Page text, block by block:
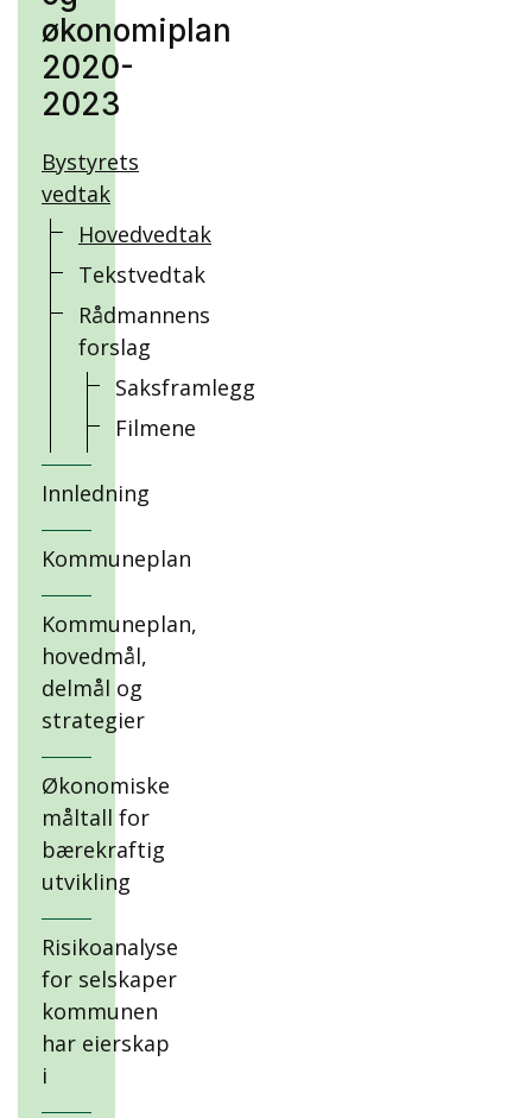
økonomiplan
2020-
2023
Bystyrets
vedtak
Hovedvedtak
Tekstvedtak
Rådmannens
forslag
Saksframlegg
Filmene
Innledning
Kommuneplan
Kommuneplan,
hovedmål,
delmål og
strategier
Økonomiske
måltall for
bærekraftig
utvikling
Risikoanalyse
for selskaper
kommunen
har eierskap
i